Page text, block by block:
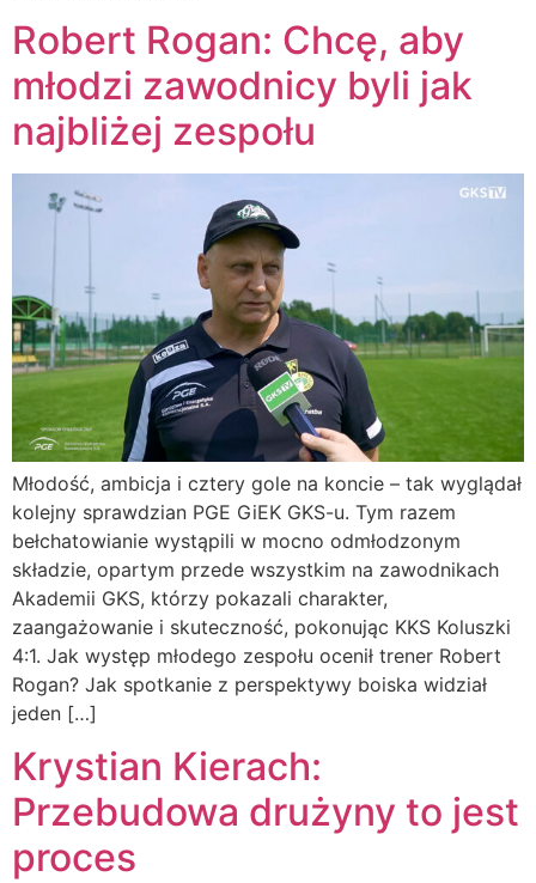
Robert Rogan: Chcę, aby
młodzi zawodnicy byli jak
najbliżej zespołu
Młodość, ambicja i cztery gole na koncie – tak wyglądał
kolejny sprawdzian PGE GiEK GKS-u. Tym razem
bełchatowianie wystąpili w mocno odmłodzonym
składzie, opartym przede wszystkim na zawodnikach
Akademii GKS, którzy pokazali charakter,
zaangażowanie i skuteczność, pokonując KKS Koluszki
4:1. Jak występ młodego zespołu ocenił trener Robert
Rogan? Jak spotkanie z perspektywy boiska widział
jeden […]
Krystian Kierach:
Przebudowa drużyny to jest
proces